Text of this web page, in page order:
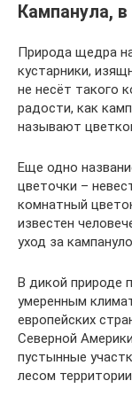
Кампанула,
Природа щедра
кустарники,
не несёт такого
радости, как
называют
Еще одно
цветочки –
комнатный
известен
уход за
В дикой природе
умеренным
европейских
Северной
пустынные
лесом